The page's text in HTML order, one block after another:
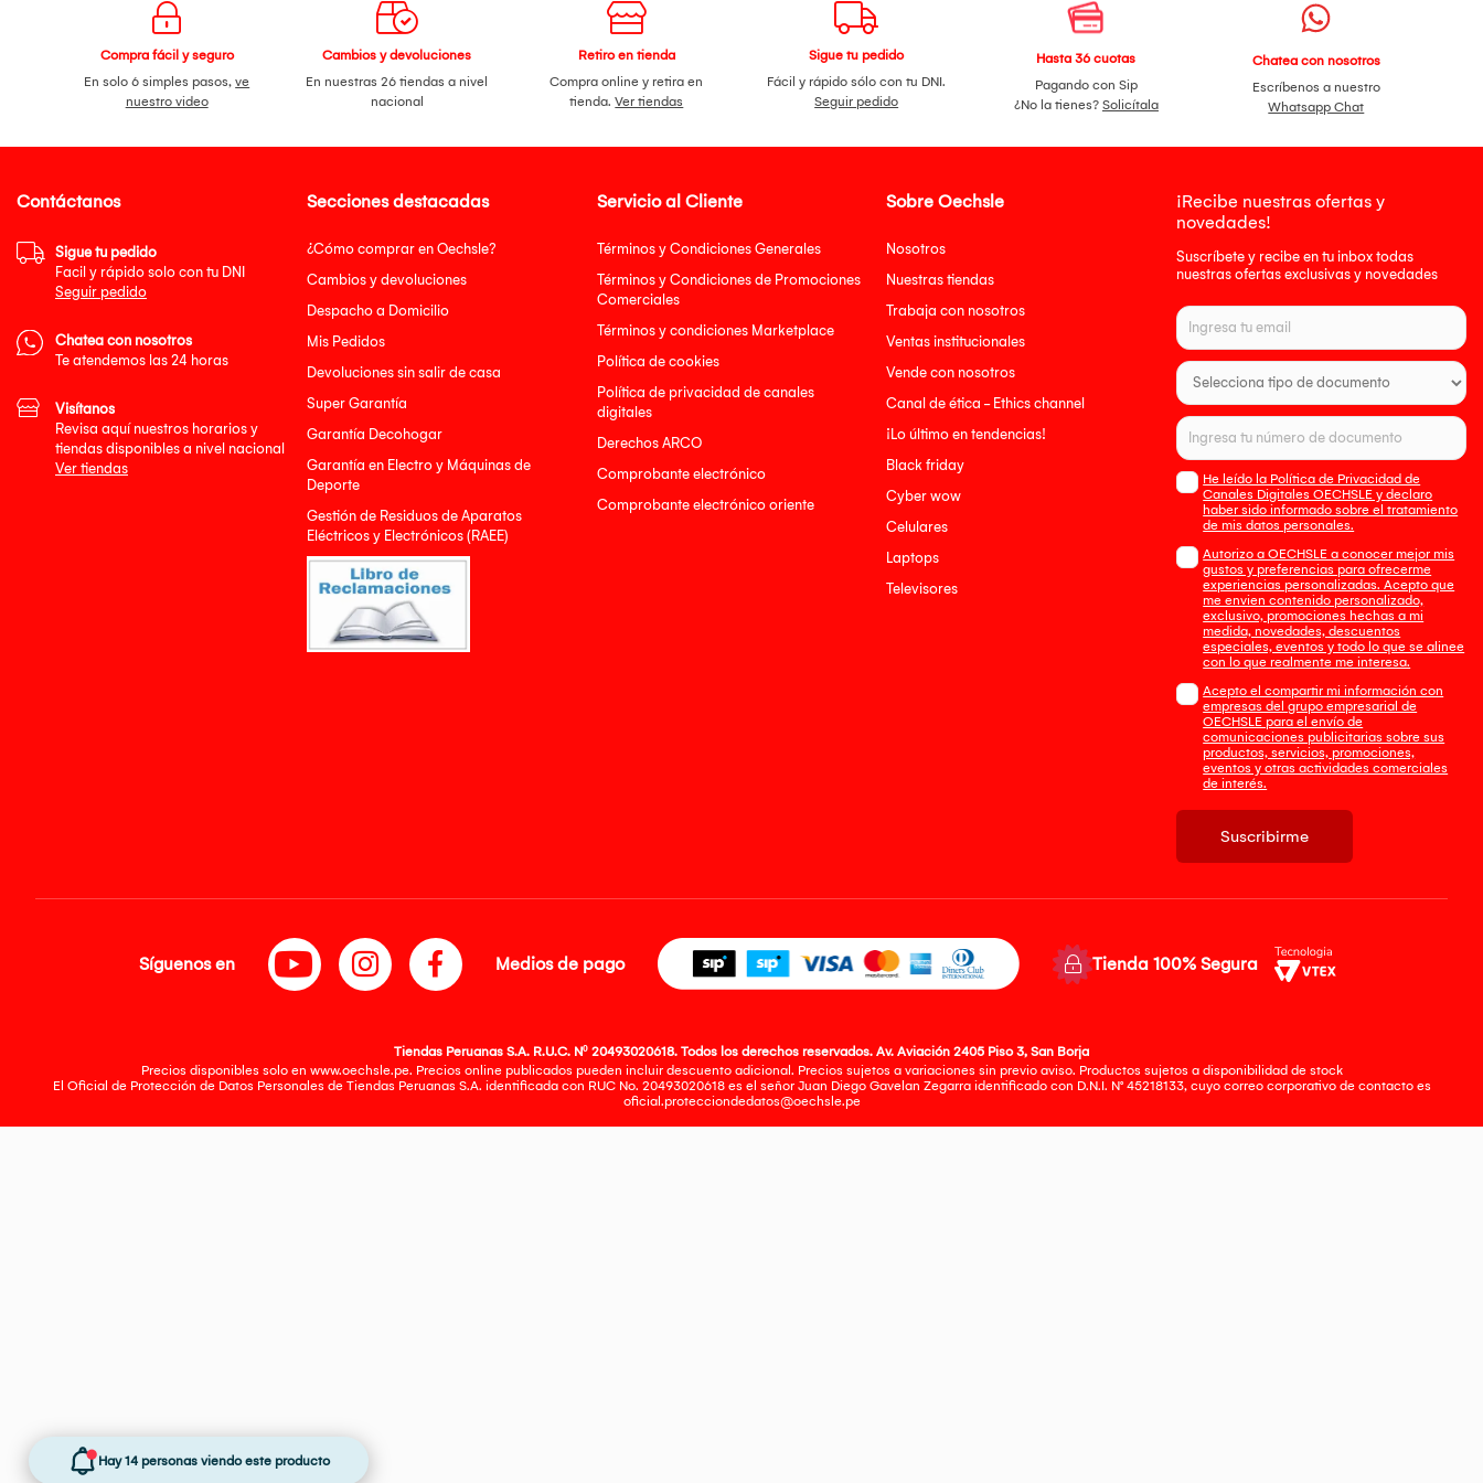
Compra fácil y seguro
En solo 6 simples pasos,ve
nuestro video
Cambios y devoluciones
En nuestras 26 tiendas a nivel
nacional
Retiro en tienda
Compra online y retira en
tienda.Ver tiendas
Sigue tu pedido
Fácil y rápido sólo con tu DNI.
Seguir pedido
Hasta 36 cuotas
Pagando con Sip
¿No la tienes? Solicítala
Chatea con nosotros
Escríbenos a nuestro
Whatsapp Chat
Secciones destacadas
¿Cómo comprar en Oechsle?
Cambios y devoluciones
Despacho a Domicilio
Mis Pedidos
Devoluciones sin salir de casa
Super Garantía
Garantía Decohogar
Garantía en Electro y Máquinas de
Deporte
Gestión de Residuos de Aparatos
Eléctricos y Electrónicos (RAEE)
Servicio al Cliente
Términos y Condiciones Generales
Términos y Condiciones de Promociones
Comerciales
Términos y condiciones Marketplace
Política de cookies
Política de privacidad de canales
digitales
Derechos ARCO
Comprobante electrónico
Comprobante electrónico oriente
Sobre Oechsle
Nosotros
Nuestras tiendas
Trabaja con nosotros
Ventas institucionales
Vende con nosotros
Canal de ética - Ethics channel
¡Lo último en tendencias!
Black friday
Cyber wow
Celulares
Laptops
Televisores
¡Recibe nuestras ofertas y
novedades!
Suscríbete y recibe en tu inbox todas
nuestras ofertas exclusivas y novedades
He leído la Política de Privacidad de
Canales Digitales OECHSLE y declaro
haber sido informado sobre el tratamiento
de mis datos personales.
Autorizo a OECHSLE a conocer mejor mis
gustos y preferencias para ofrecerme
experiencias personalizadas. Acepto que
me envien contenido personalizado,
exclusivo, promociones hechas a mi
medida, novedades, descuentos
especiales, eventos y todo lo que se alinee
con lo que realmente me interesa.
Acepto el compartir mi información con
empresas del grupo empresarial de
OECHSLE para el envío de
comunicaciones publicitarias sobre sus
productos, servicios, promociones,
eventos y otras actividades comerciales
de interés.
Suscribirme
Contáctanos
Sigue tu pedido
Facil y rápido solo con tu DNI
Seguir pedido
Chatea con nosotros
Te atendemos las 24 horas
Visítanos
Revisa aquí nuestros horarios y
tiendas disponibles a nivel nacional
Ver tiendas
Síguenos en Medios de pago Tienda 100% Segura
Tiendas Peruanas S.A. R.U.C. Nº 20493020618. Todos los derechos reservados. Av. Aviación 2405 Piso 3, San Borja
Precios disponibles solo en www.oechsle.pe. Precios online publicados pueden incluir descuento adicional. Precios sujetos a variaciones sin previo aviso. Productos sujetos a disponibilidad de stock
El Oficial de Protección de Datos Personales de Tiendas Peruanas S.A. identificada con RUC No. 20493020618 es el señor Juan Diego Gavelan Zegarra identificado con D.N.I. N° 45218133, cuyo correo corporativo de contacto es
oficial.protecciondedatos@oechsle.pe
Hay 14 personas viendo este producto